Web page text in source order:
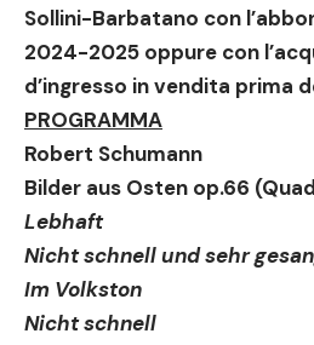
Sollini-Barbatano con
2024-2025 oppure con
d’ingresso in vendita prima
PROGRAMMA
Robert Schumann
Bilder aus Osten op.66
Lebhaft
Nicht schnell und sehr
Im Volkston
Nicht schnell